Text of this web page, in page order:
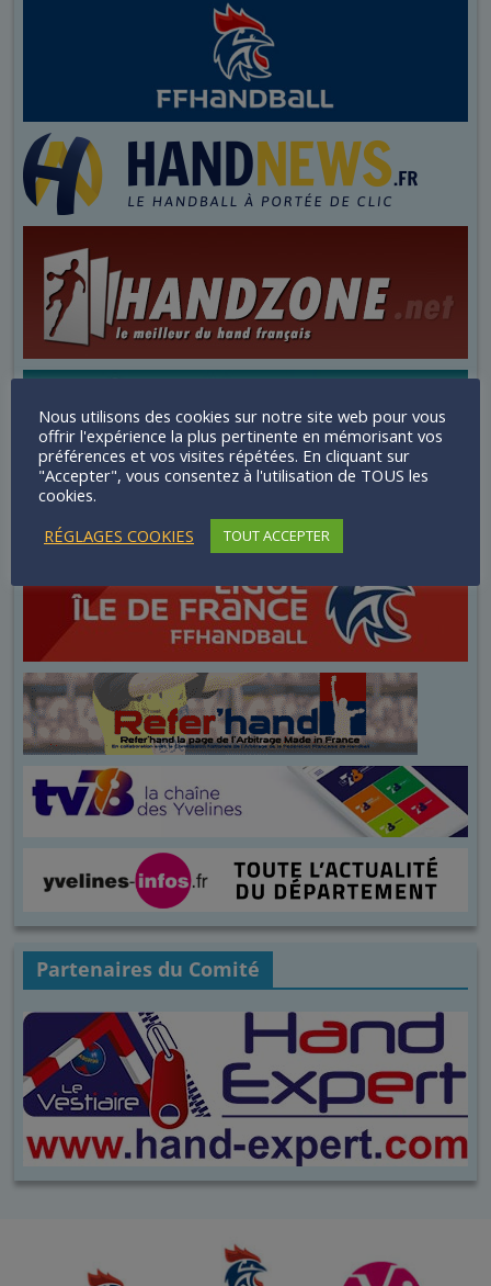
Partenaires du Comité
Nous utilisons des cookies sur notre site web pour vous
offrir l'expérience la plus pertinente en mémorisant vos
préférences et vos visites répétées. En cliquant sur
"Accepter", vous consentez à l'utilisation de TOUS les
cookies.
RÉGLAGES COOKIES
TOUT ACCEPTER